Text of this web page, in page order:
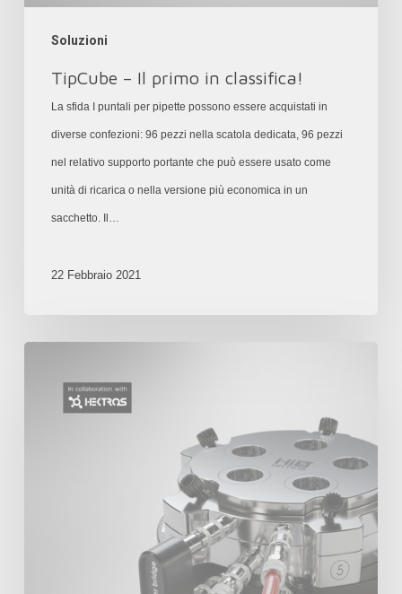
Soluzioni
TipCube – Il primo in classifica!
La sfida I puntali per pipette possono essere acquistati in
diverse confezioni: 96 pezzi nella scatola dedicata, 96 pezzi
nel relativo supporto portante che può essere usato come
unità di ricarica o nella versione più economica in un
sacchetto. Il…
22 Febbraio 2021
“incubatore